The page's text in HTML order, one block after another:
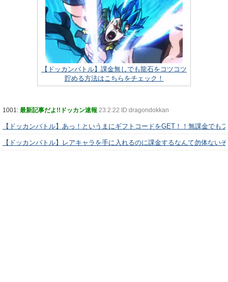
【ドッカンバトル】課金無しでも龍石をコツコツ
貯める方法はこちらをチェック！
1001: 最新記事だよ!!ドッカン速報 23:2:22 ID:dragondokkan
【ドッカンバトル】あっ！というまにギフトコードをGET！！無課金でも
【ドッカンバトル】レアキャラを手に入れるのに課金するなんて勿体ない